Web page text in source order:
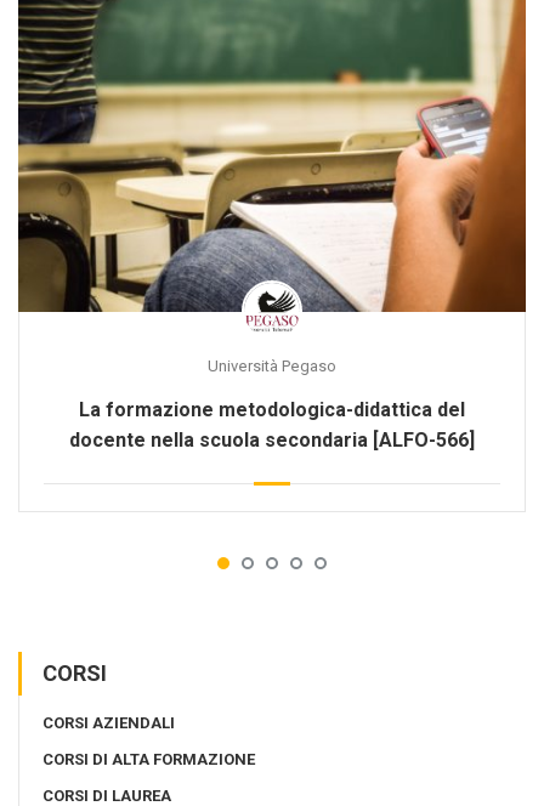
Università Pegaso
La formazione metodologica-didattica del
docente nella scuola secondaria [ALFO-566]
CORSI
CORSI AZIENDALI
CORSI DI ALTA FORMAZIONE
CORSI DI LAUREA